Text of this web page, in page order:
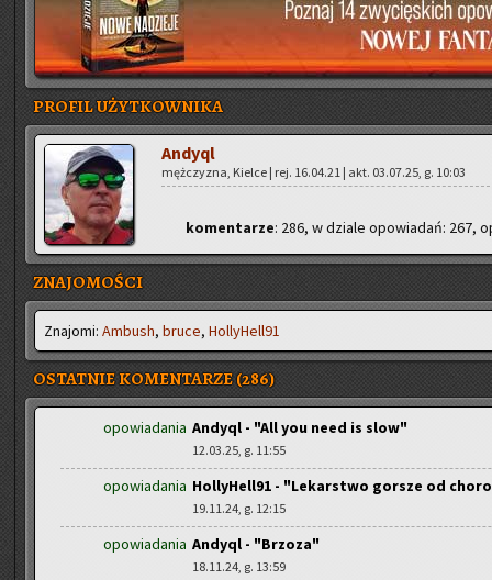
PROFIL UŻYTKOWNIKA
An­dy­ql
męż­czy­zna, Kiel­ce | rej. 16.04.21 | akt. 03.07.25, g. 10:03
ko­men­ta­rze: 286, w dzia­le opo­wia­dań: 267,
ZNAJOMOŚCI
Zna­jo­mi: Am­bush, bruce, Hol­ly­Hel­l91
OSTATNIE KOMENTARZE (286)
opowiadania Andyql - "All you need is slow"
12.03.25, g. 11:55
opowiadania HollyHell91 - "Lekarstwo gorsze od
19.11.24, g. 12:15
opowiadania Andyql - "Brzoza"
18.11.24, g. 13:59